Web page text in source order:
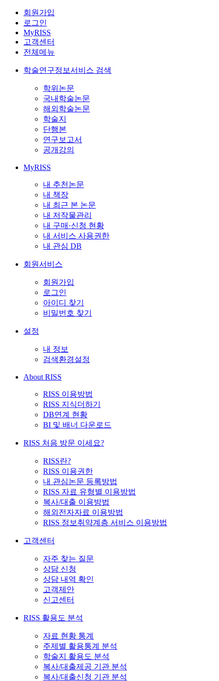
회원가입
로그인
MyRISS
고객센터
전체메뉴
학술연구정보서비스 검색
학위논문
국내학술논문
해외학술논문
학술지
단행본
연구보고서
공개강의
MyRISS
내 추천논문
내 책장
내 최근 본 논문
내 저작물관리
내 구매·신청 현황
내 서비스 사용권한
내 관심 DB
회원서비스
회원가입
로그인
아이디 찾기
비밀번호 찾기
설정
내 정보
검색환경설정
About RISS
RISS 이용방법
RISS 지식더하기
DB연계 현황
BI 및 배너 다운로드
RISS 처음 방문 이세요?
RISS란?
RISS 이용권한
내 관심논문 등록방법
RISS 자료 유형별 이용방법
복사/대출 이용방법
해외전자자료 이용방법
RISS 정보취약계층 서비스 이용방법
고객센터
자주 찾는 질문
상담 신청
상담 내역 확인
고객제안
신고센터
RISS 활용도 분석
자료 현황 통계
주제별 활용통계 분석
학술지 활용도 분석
복사/대출제공 기관 분석
복사/대출신청 기관 분석